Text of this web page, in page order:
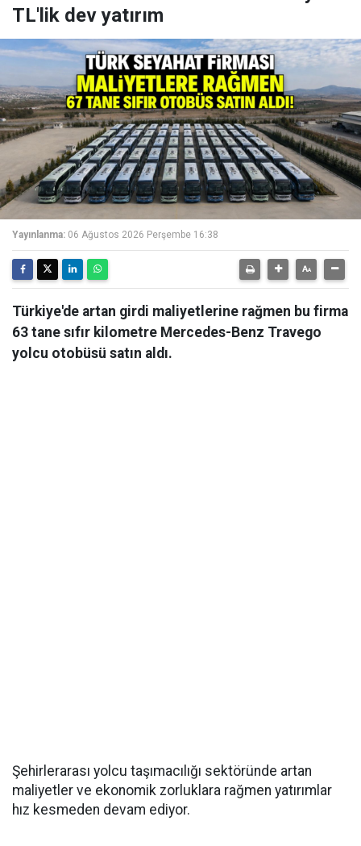
TL'lik dev yatırım
Yayınlanma: 06 Ağustos 2026 Perşembe 16:38
Türkiye'de artan girdi maliyetlerine rağmen bu firma
63 tane sıfır kilometre Mercedes-Benz Travego
yolcu otobüsü satın aldı.
Şehirlerarası yolcu taşımacılığı sektöründe artan
maliyetler ve ekonomik zorluklara rağmen yatırımlar
hız kesmeden devam ediyor.